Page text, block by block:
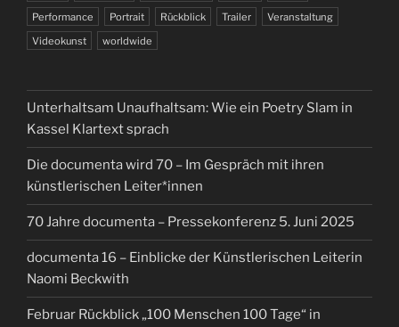
Performance
Portrait Rückblick Trailer
Veranstaltung
Videokunst
worldwide
Unterhaltsam Unaufhaltsam: Wie ein Poetry Slam in
Kassel Klartext sprach
Die documenta wird 70 – Im Gespräch mit ihren
künstlerischen Leiter*innen
70 Jahre documenta – Pressekonferenz 5. Juni 2025
documenta 16 – Einblicke der Künstlerischen Leiterin
Naomi Beckwith
Februar Rückblick „100 Menschen 100 Tage“ in